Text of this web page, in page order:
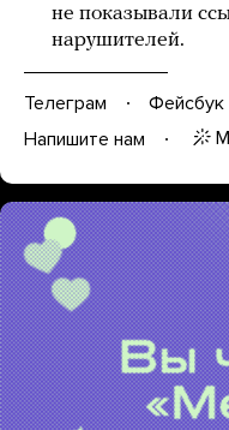
не показывали
нарушителей.
Телеграм Фейсбук
Напишите нам